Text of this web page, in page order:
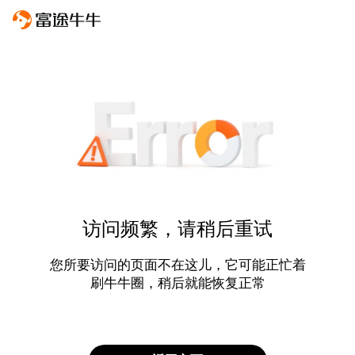
访问频繁，请稍后重试
您所要访问的页面不在这儿，它可能正忙着
刷牛牛圈，稍后就能恢复正常